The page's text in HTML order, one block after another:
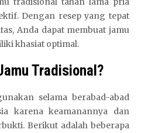
Dengan resep yang tepat
Anda dapat membuat jamu
khasiat optimal.
Tradisional?
selama berabad-abad
karena keamanannya dan
Berikut adalah beberapa